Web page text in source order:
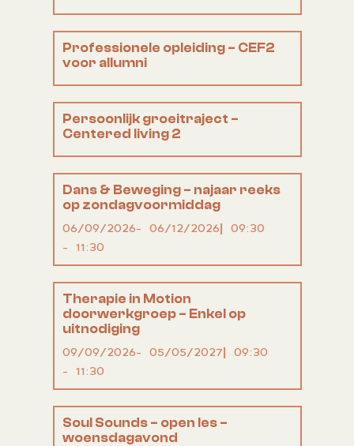
Professionele opleiding – CEF2
voor allumni
Persoonlijk groeitraject –
Centered living 2
Dans & Beweging – najaar reeks
op zondagvoormiddag
06/09/2026 06/12/2026
09:30
11:30
Therapie in Motion
doorwerkgroep – Enkel op
uitnodiging
09/09/2026 05/05/2027
09:30
11:30
Soul Sounds – open les –
woensdagavond